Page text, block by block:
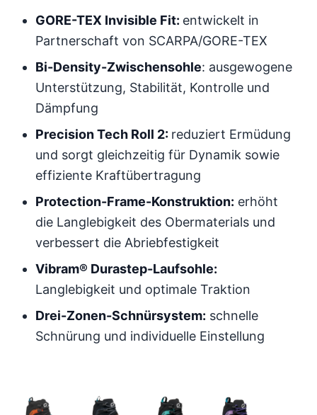
GORE-TEX Invisible Fit: entwickelt in
Partnerschaft von SCARPA/GORE-TEX
Bi-Density-Zwischensohle: ausgewogene
Unterstützung, Stabilität, Kontrolle und
Dämpfung
Precision Tech Roll 2: reduziert Ermüdung
und sorgt gleichzeitig für Dynamik sowie
effiziente Kraftübertragung
Protection-Frame-Konstruktion: erhöht
die Langlebigkeit des Obermaterials und
verbessert die Abriebfestigkeit
Vibram® Durastep-Laufsohle:
Langlebigkeit und optimale Traktion
Drei-Zonen-Schnürsystem: schnelle
Schnürung und individuelle Einstellung